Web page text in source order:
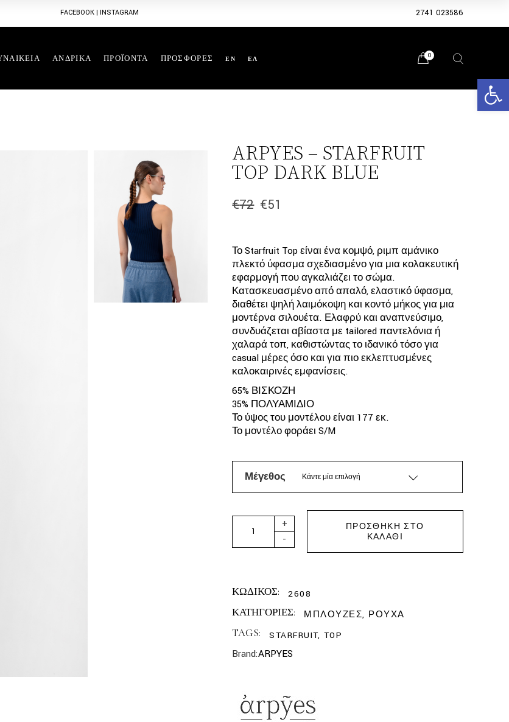
FACEBOOK |INSTAGRAM 2741 023586
ΑΝΔΡΙΚΑ ΠΡΟΪΟΝΤΑ ΠΡΟΣΦΟΡΕΣ EN ΕΛ 0
ARPYES – STARFRUIT
TOP DARK BLUE
€72
Original
€72.
€51
Η
είναι:
€51.
Το Starfruit Top είναι ένα κομψό, ριμπ αμάνικο
πλεκτό ύφασμα σχεδιασμένο για μια κολακευτική
εφαρμογή που αγκαλιάζει το σώμα.
Κατασκευασμένο από απαλό, ελαστικό ύφασμα,
διαθέτει ψηλή λαιμόκοψη και κοντό μήκος για μια
μοντέρνα σιλουέτα. Ελαφρύ και αναπνεύσιμο,
συνδυάζεται αβίαστα με tailored παντελόνια ή
χαλαρά τοπ, καθιστώντας το ιδανικό τόσο για
casual μέρες όσο και για πιο εκλεπτυσμένες
καλοκαιρινές εμφανίσεις.
65% ΒΙΣΚΟΖΗ
35% ΠΟΛΥΑΜΙΔΙΟ
Το ύψος του μοντέλου είναι 177 εκ.
Το μοντέλο φοράει S/M
Μέγεθος Κάντε μία επιλογή
ARPYES - STARFRUIT TOP DARK BLUE quantity
-
+
ΠΡΟΣΘΉΚΗ ΣΤΟ
ΚΑΛΆΘΙ
ΚΩΔΙΚΟΣ: 2608
ΚΑΤΗΓΟΡΙΕΣ: ΜΠΛΟΥΖΕΣ, ΡΟΥΧΑ
TAGS: STARFRUIT, TOP
Brand:ARPYES